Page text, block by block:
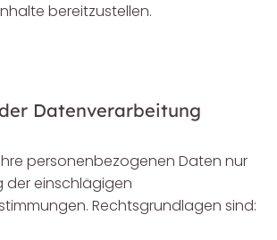
bereitzustellen.
Datenverarbeitung
personenbezogenen Daten nur
der einschlägigen
Rechtsgrundlagen sind: